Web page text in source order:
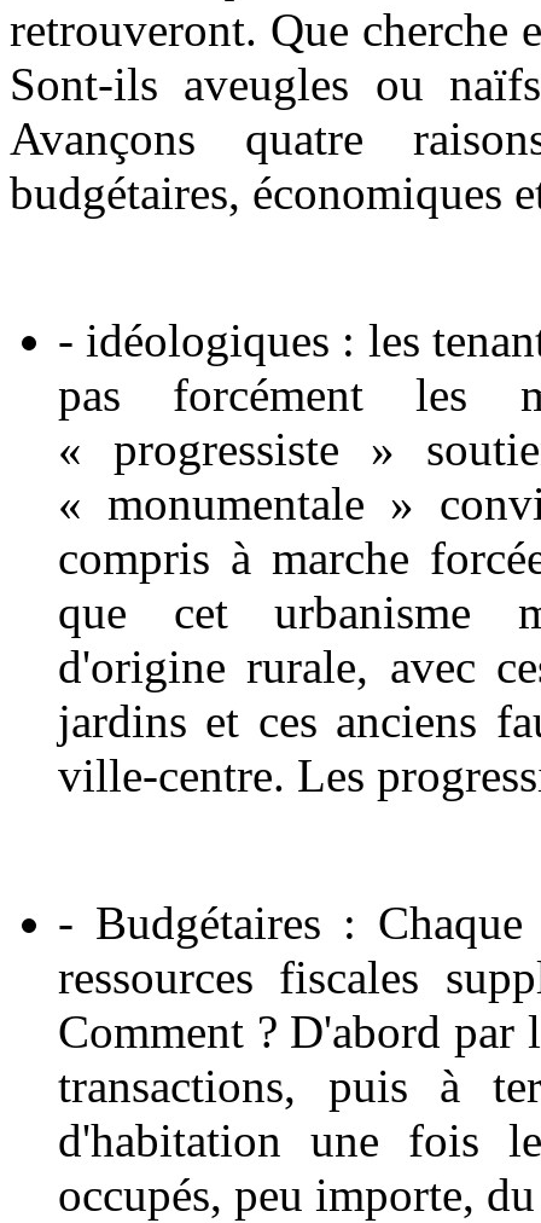
retrouveront. Que cherche
Sont-ils aveugles ou
Avançons quatre
budgétaires, économiques
- idéologiques : les
pas forcément les
« progressiste »
« monumentale »
compris à marche
que cet urbanisme
d'origine rurale, avec
jardins et ces anciens
ville-centre. Les
- Budgétaires :
ressources fiscales
Comment ? D'abord par
transactions, puis à
d'habitation une fois
occupés, peu importe,